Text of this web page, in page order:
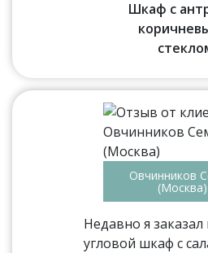
Шкаф с
Овчинников
(Москва)
Недавно я заказал
угловой шкаф с